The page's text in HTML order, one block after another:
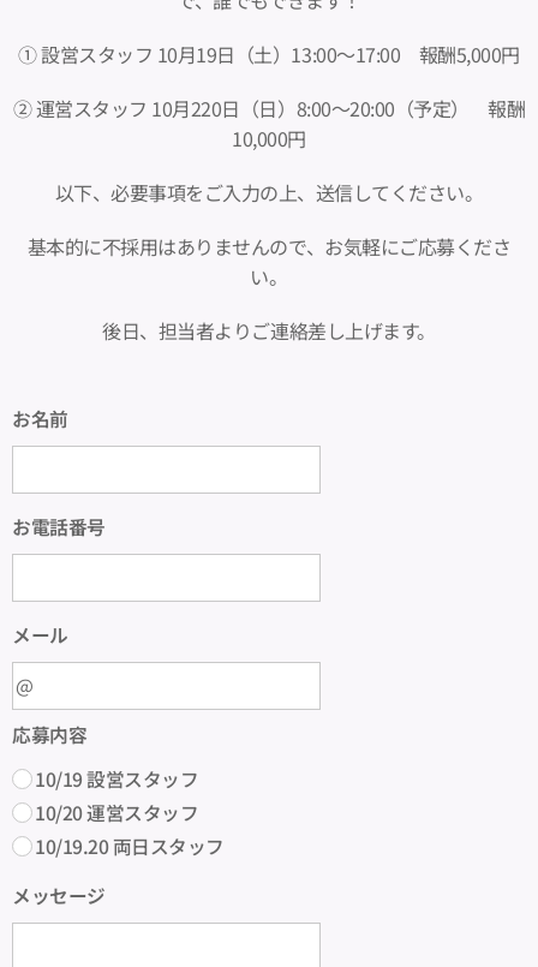
① 設営スタッフ 10月19日（土）13:00〜17:00 報酬5,000円
② 運営スタッフ 10月220日（日）8:00〜20:00（予定） 報酬
10,000円
以下、必要事項をご入力の上、送信してください。
基本的に不採用はありませんので、お気軽にご応募くださ
い。
後日、担当者よりご連絡差し上げます。
お名前
お電話番号
メール
応募内容
10/19 設営スタッフ
10/20 運営スタッフ
10/19.20 両日スタッフ
メッセージ